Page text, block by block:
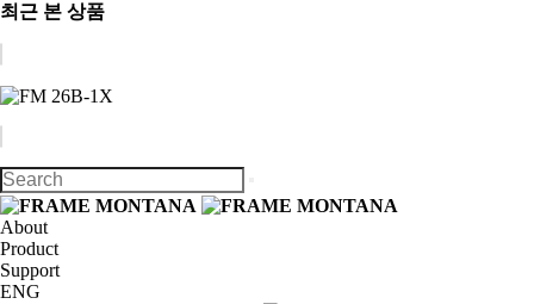
최근 본 상품
About
Product
Support
ENG